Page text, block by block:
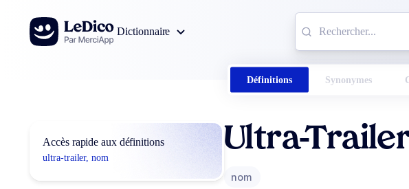
Aller au contenu
Dictionnaire
Définitions Synonymes
Accès rapide aux définitions
ultra-trailer, nom
Ultra-
nom